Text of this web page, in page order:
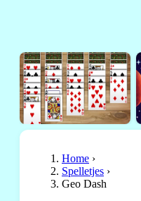
Home ›
Spelletjes ›
Geo Dash